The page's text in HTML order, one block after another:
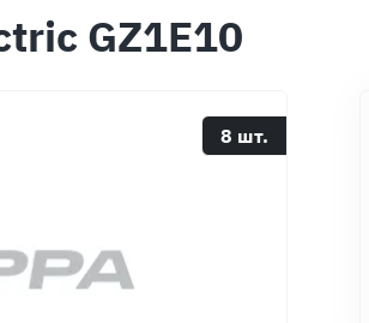
GZ1E10
8 шт.